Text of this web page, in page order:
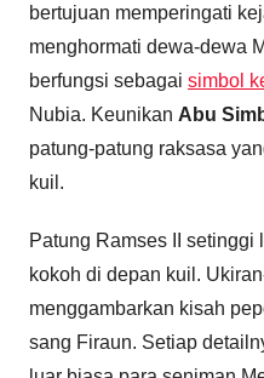
bertujuan memperingati
menghormati dewa-dewa
berfungsi sebagai simbol
Nubia. Keunikan Abu
patung-patung raksasa
kuil.
Patung Ramses II setinggi
kokoh di depan kuil.
menggambarkan kisah
sang Firaun. Setiap